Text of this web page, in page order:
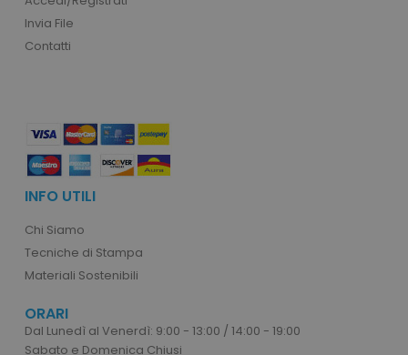
Invia File
Contatti
INFO UTILI
Chi Siamo
Tecniche di Stampa
Materiali Sostenibili
ORARI
Dal Lunedì al Venerdì: 9:00 - 13:00 / 14:00 - 19:00
Sabato e Domenica Chiusi